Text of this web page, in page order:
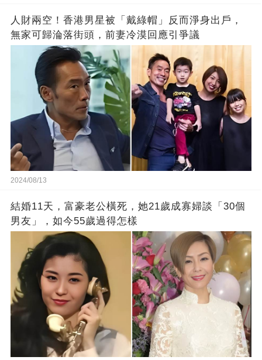
人財兩空！香港男星被「戴綠帽」反而淨身出戶，
無家可歸淪落街頭，前妻冷漠回應引爭議
2024/08/13
結婚11天，富豪老公橫死，她21歲成寡婦談「30個
男友」，如今55歲過得怎樣